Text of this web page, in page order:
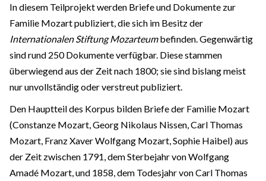
In diesem Teilprojekt werden Briefe und Dokumente zur
Familie Mozart publiziert, die sich im Besitz der
Internationalen Stiftung Mozarteumbefinden. Gegenwärtig
sind rund 250 Dokumente verfügbar. Diese stammen
überwiegend aus der Zeit nach 1800; sie sind bislang meist
nur unvollständig oder verstreut publiziert.
Den Hauptteil des Korpus bilden Briefe der Familie Mozart
(Constanze Mozart, Georg Nikolaus Nissen, Carl Thomas
Mozart, Franz Xaver Wolfgang Mozart, Sophie Haibel) aus
der Zeit zwischen 1791, dem Sterbejahr von Wolfgang
Amadé Mozart, und 1858, dem Todesjahr von Carl Thomas